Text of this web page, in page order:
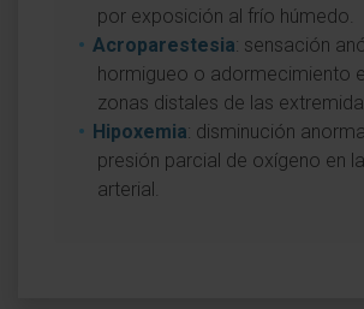
por exposición al frío húmedo.
Acroparestesia: sensación
hormigueo o adormecimiento
zonas distales de las
Hipoxemia: disminución
presión parcial de oxígeno en
arterial.